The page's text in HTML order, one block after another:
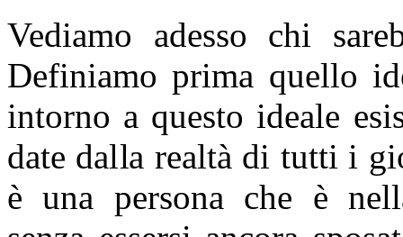
Vediamo adesso chi
Definiamo prima quello
intorno a questo ideale
date dalla realtà di tutti i
è una persona che è